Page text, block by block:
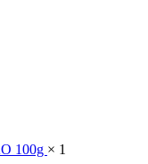
100g × 1